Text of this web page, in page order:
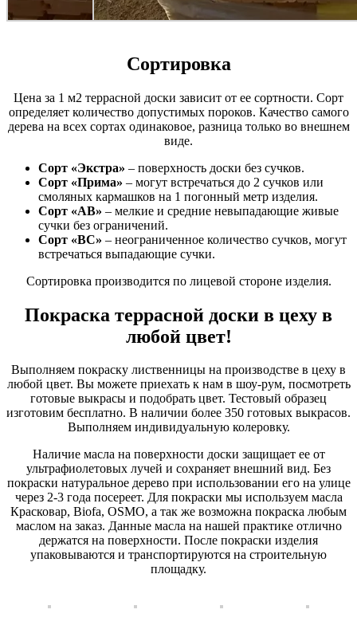
Сортировка
Цена за 1 м2 террасной доски зависит от ее сортности. Сорт
определяет количество допустимых пороков. Качество самого
дерева на всех сортах одинаковое, разница только во внешнем
виде.
Сорт «Экстра» – поверхность доски без сучков.
Сорт «Прима» – могут встречаться до 2 сучков или
смоляных кармашков на 1 погонный метр изделия.
Сорт «АВ» – мелкие и средние невыпадающие живые
сучки без ограничений.
Сорт «ВС» – неограниченное количество сучков, могут
встречаться выпадающие сучки.
Сортировка производится по лицевой стороне изделия.
Покраска террасной доски в цеху в
любой цвет!
Выполняем покраску лиственницы на производстве в цеху в
любой цвет. Вы можете приехать к нам в шоу-рум, посмотреть
готовые выкрасы и подобрать цвет. Тестовый образец
изготовим бесплатно. В наличии более 350 готовых выкрасов.
Выполняем индивидуальную колеровку.
Наличие масла на поверхности доски защищает ее от
ультрафиолетовых лучей и сохраняет внешний вид. Без
покраски натуральное дерево при использовании его на улице
через 2-3 года посереет. Для покраски мы используем масла
Красковар, Biofa, OSMO, а так же возможна покраска любым
маслом на заказ. Данные масла на нашей практике отлично
держатся на поверхности. После покраски изделия
упаковываются и транспортируются на строительную
площадку.